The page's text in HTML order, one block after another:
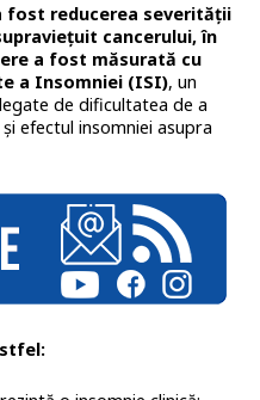
fost reducerea severității
cancerului, în
a fost măsurată cu
a Insomniei (ISI), un
de dificultatea de a
efectul insomniei asupra